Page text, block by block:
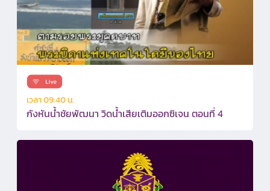
เวลา 09:40 น.
กังหันน้ำชัยพัฒนา วิดน้ำเสียเติมออกซิเจน ตอนที่ 4